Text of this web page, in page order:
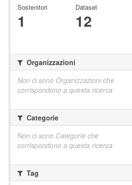
Sostenitori
1
Dataset
12
Organizzazioni
Non ci sono Organizzazioni che
corrispondono a questa ricerca
Categorie
Non ci sono Categorie che
corrispondono a questa ricerca
Tag